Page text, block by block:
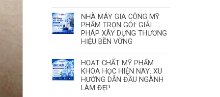
NHÀ MÁY GIA CÔNG MỸ
PHẨM TRỌN GÓI: GIẢI
PHÁP XÂY DỰNG THƯƠNG
HIỆU BỀN VỮNG
HOẠT CHẤT MỸ PHẨM
KHOA HỌC HIỆN NAY: XU
HƯỚNG DẪN ĐẦU NGÀNH
LÀM ĐẸP